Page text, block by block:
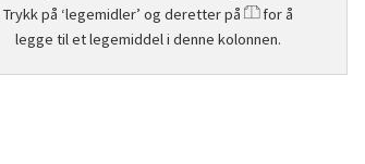
Trykk på ‘legemidler’ og deretter på
for å
legge til et legemiddel i denne kolonnen.